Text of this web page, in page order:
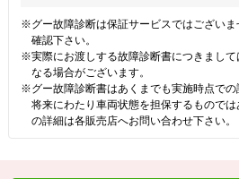
※グー故障診断は保証サービスではござい
確認下さい。
※実際にお渡しする故障診断書につきまし
なる場合がございます。
※グー故障診断書はあくまでも実施時点での
将来にわたり車両状態を担保するもので
の詳細は各販売店へお問い合わせ下さい。